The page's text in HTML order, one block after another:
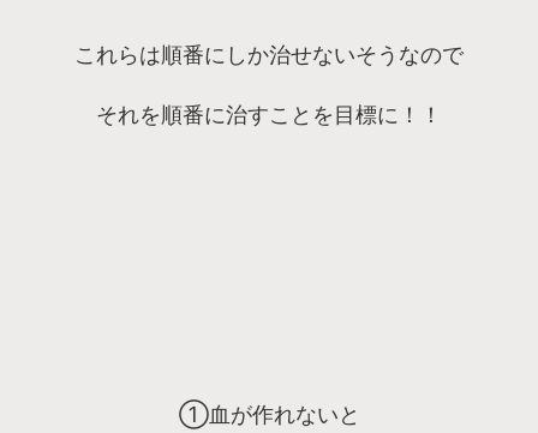
これらは順番にしか治せないそうなので
それを順番に治すことを目標に！！
①血が作れないと